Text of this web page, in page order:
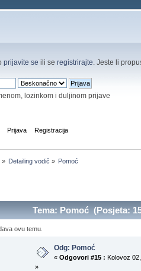
prijavite se ili se registrirajte . Jeste li
lozinkom i duljinom prijave
Prijava Registracija
» Detailing vodič » Pomoć
Tema: Pomoć (Posjeta:
ovu temu.
Odg: Pomoć
« Odgovori #15 : Kolovoz
»